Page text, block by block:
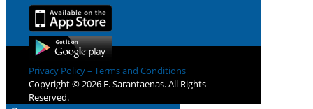
Privacy Policy – Terms and Conditions
Copyright © 2026 E. Sarantaenas. All Rights
Reserved.